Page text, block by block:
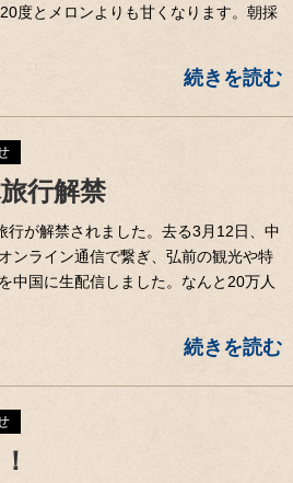
度とメロンよりも甘くなります。朝採
続きを読む
行解禁
行が解禁されました。去る3月12日、中
ンライン通信で繋ぎ、弘前の観光や特
中国に生配信しました。なんと20万人
続きを読む